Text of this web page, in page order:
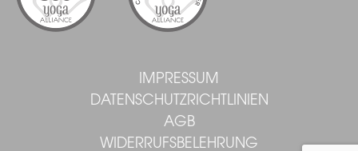
IMPRESSUM
DATENSCHUTZRICHTLINIEN
AGB
WIDERRUFSBELEHRUNG